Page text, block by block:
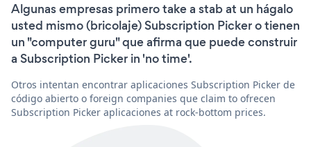
Algunas empresas primero take a stab at un hágalo
usted mismo (bricolaje) Subscription Picker o tienen
un "computer guru" que afirma que puede construir
a Subscription Picker in 'no time'.
Otros intentan encontrar aplicaciones Subscription Picker de
código abierto o foreign companies que claim to ofrecen
Subscription Picker aplicaciones at rock-bottom prices.